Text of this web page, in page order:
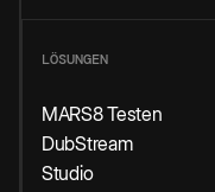
LÖSUNGEN
MARS8 Testen
DubStream
Studio